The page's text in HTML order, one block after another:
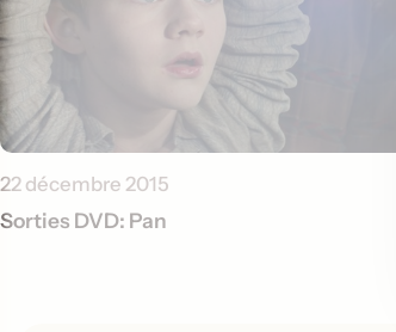
22 décembre 2015
Sorties DVD: Pan